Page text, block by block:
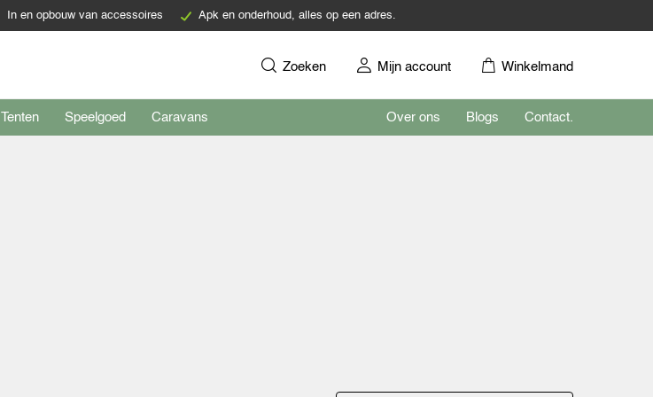
In en opbouw van accessoires Apk en onderhoud, alles op een adres.
Zoeken Mijn account Winkelmand
Tenten Speelgoed Caravans Over ons Blogs Contact.